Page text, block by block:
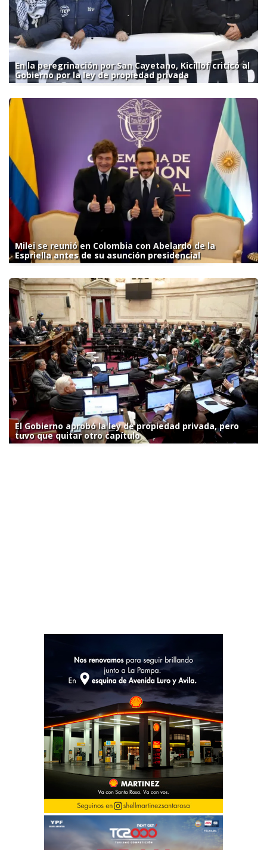
En la peregrinación por San Cayetano, Kicillof criticó al
Gobierno por la ley de propiedad privada
Milei se reunió en Colombia con Abelardo de la
Espriella antes de su asunción presidencial
El Gobierno aprobó la ley de propiedad privada, pero
tuvo que quitar otro capítulo